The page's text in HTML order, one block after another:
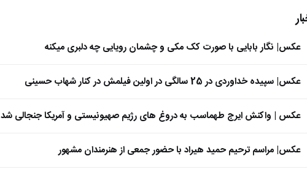
عکس| نگار بابایی با صورت کک مکی و چشمان رویایی چه دلبری میکنه
عکس| سپیده خداوردی در 25 سالگی در اولین فیلمش در کنار شهاب حسینی
عکس | واکنش ایرج طهماسب به دروغ های رژیم صهیونیستی و آمریکا جنجالی شد
عکس| مراسم ترحیم حمید هیراد با حضور جمعی از هنرمندان مشهور